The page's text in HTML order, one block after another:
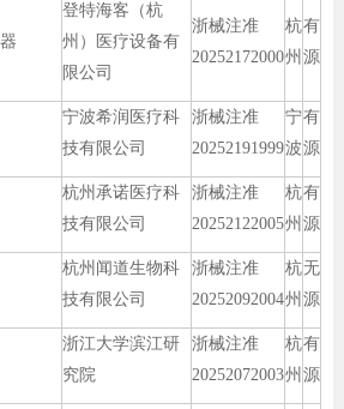
登特海客（杭
州）医疗设备有
限公司
浙械注准
20252172000
杭
州
有
源
宁波希润医疗科
技有限公司
浙械注准
20252191999
宁
波
有
源
杭州承诺医疗科
技有限公司
浙械注准
20252122005
杭
州
有
源
杭州闻道生物科
技有限公司
浙械注准
20252092004
杭
州
无
源
浙江大学滨江研
究院
浙械注准
20252072003
杭
州
有
源